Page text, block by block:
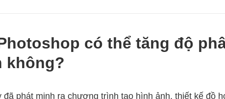
có thể tăng độ
không?
đã phát minh ra chương trình tạo hình ảnh, thiết kế đồ